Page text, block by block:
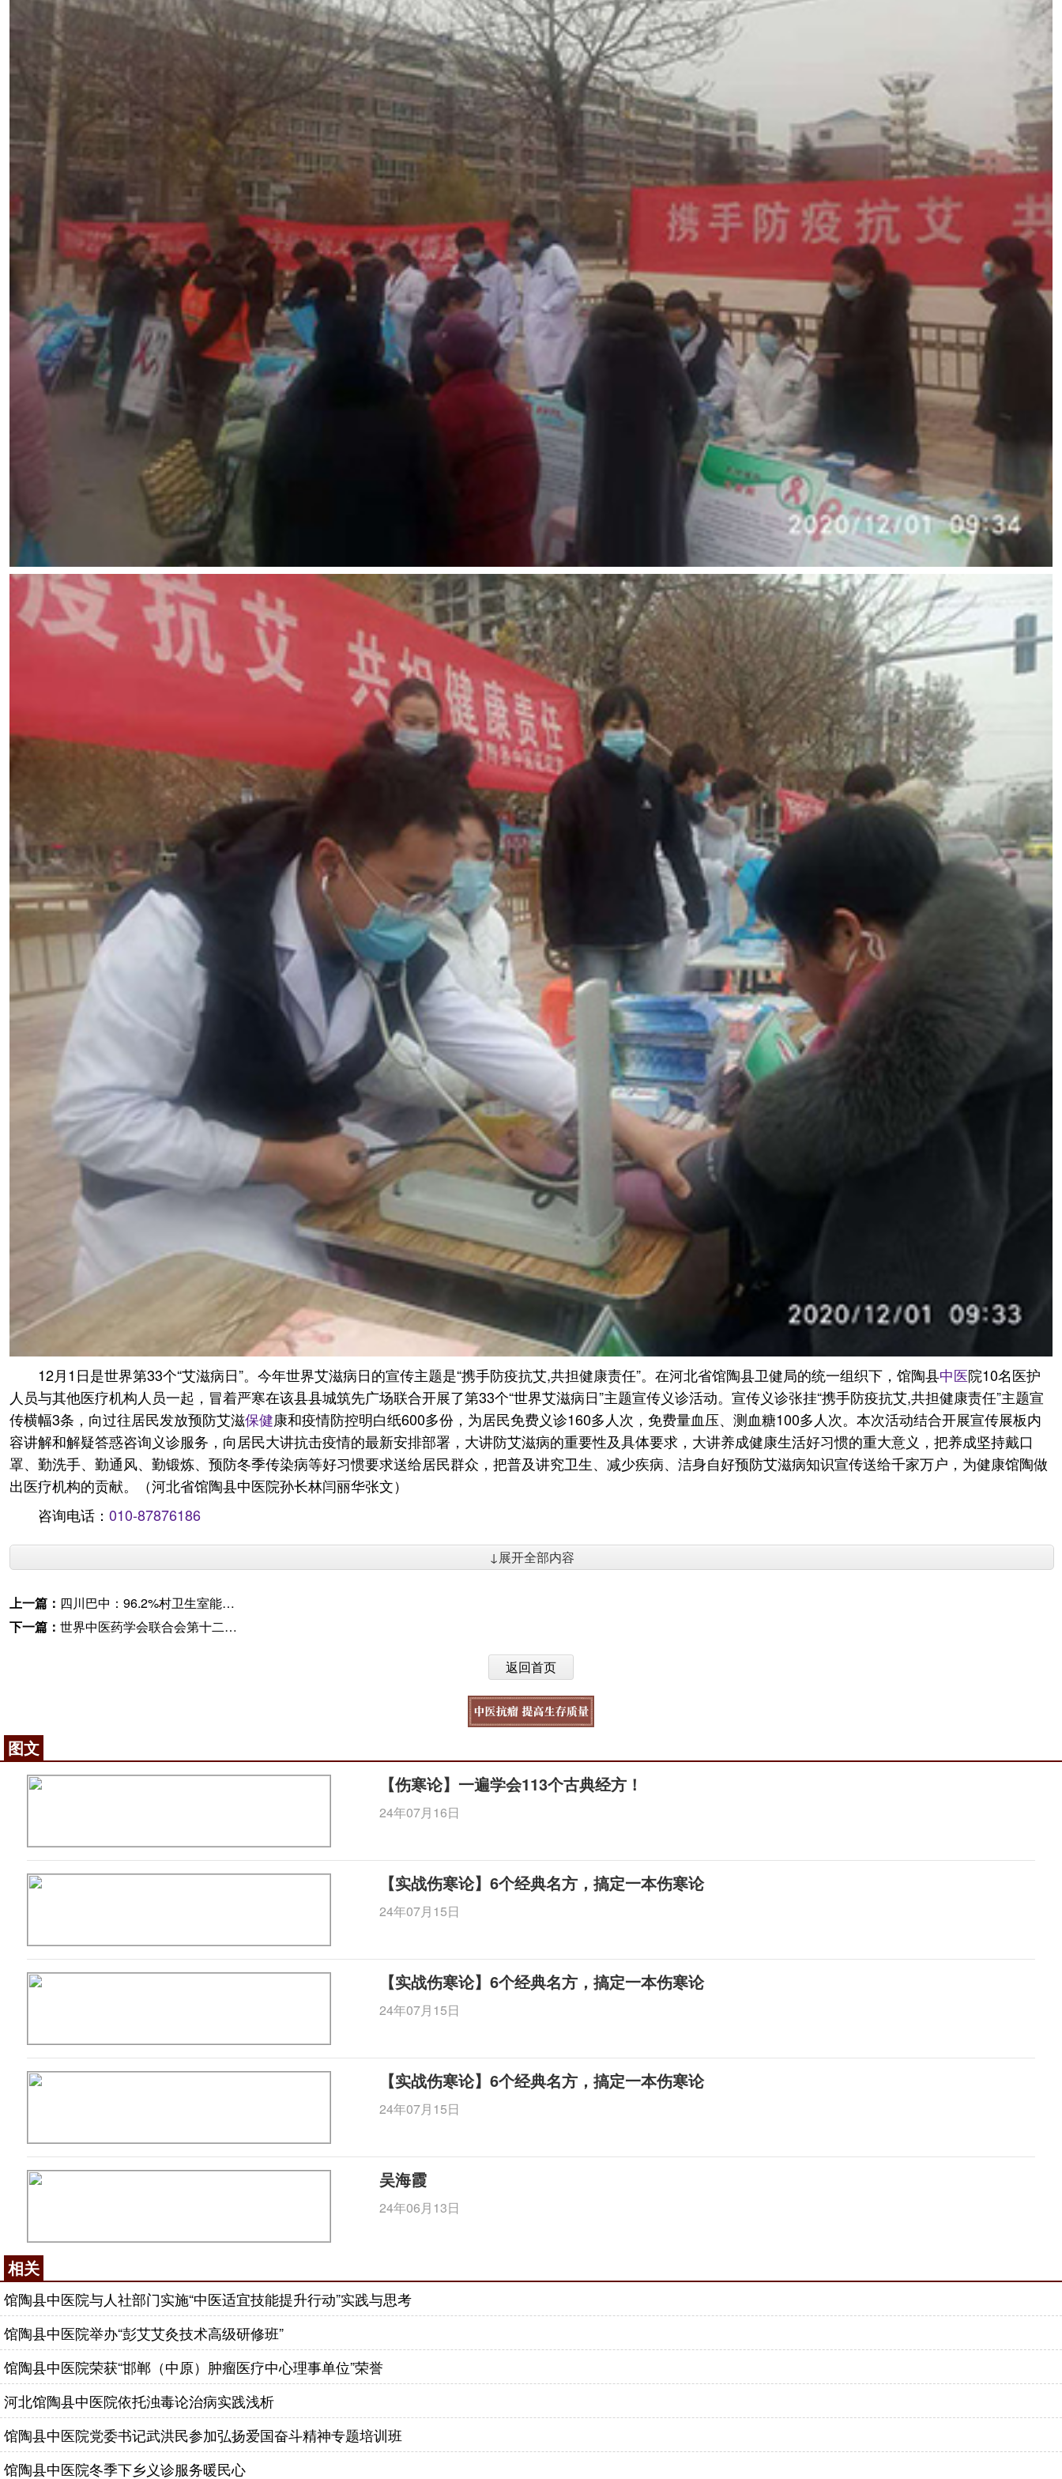
12月1日是世界第33个“艾滋病日”。今年世界艾滋病日的宣传主题是“携手防疫抗艾,共担健康责任”。在河北省馆陶县卫健局的统一组织下，馆陶县中医院10名医护
人员与其他医疗机构人员一起，冒着严寒在该县县城筑先广场联合开展了第33个“世界艾滋病日”主题宣传义诊活动。宣传义诊张挂“携手防疫抗艾,共担健康责任”主题宣
传横幅3条，向过往居民发放预防艾滋保健康和疫情防控明白纸600多份，为居民免费义诊160多人次，免费量血压、测血糖100多人次。本次活动结合开展宣传展板内
容讲解和解疑答惑咨询义诊服务，向居民大讲抗击疫情的最新安排部署，大讲防艾滋病的重要性及具体要求，大讲养成健康生活好习惯的重大意义，把养成坚持戴口
罩、勤洗手、勤通风、勤锻炼、预防冬季传染病等好习惯要求送给居民群众，把普及讲究卫生、减少疾病、洁身自好预防艾滋病知识宣传送给千家万户，为健康馆陶做
出医疗机构的贡献。（河北省馆陶县中医院孙长林闫丽华张文）
咨询电话： 010-87876186
↓展开全部内容
上一篇： 四川巴中：96.2%村卫生室能提供中医药服务
下一篇： 世界中医药学会联合会第十二届国际风湿病学术论坛在京召开
返回首页
图文
【伤寒论】一遍学会113个古典经方！
24年07月16日
【实战伤寒论】6个经典名方，搞定一本伤寒论
24年07月15日
【实战伤寒论】6个经典名方，搞定一本伤寒论
24年07月15日
【实战伤寒论】6个经典名方，搞定一本伤寒论
24年07月15日
吴海霞
24年06月13日
相关
馆陶县中医院与人社部门实施“中医适宜技能提升行动”实践与思考
馆陶县中医院举办“彭艾艾灸技术高级研修班”
馆陶县中医院荣获“邯郸（中原）肿瘤医疗中心理事单位”荣誉
河北馆陶县中医院依托浊毒论治病实践浅析
馆陶县中医院党委书记武洪民参加弘扬爱国奋斗精神专题培训班
馆陶县中医院冬季下乡义诊服务暖民心